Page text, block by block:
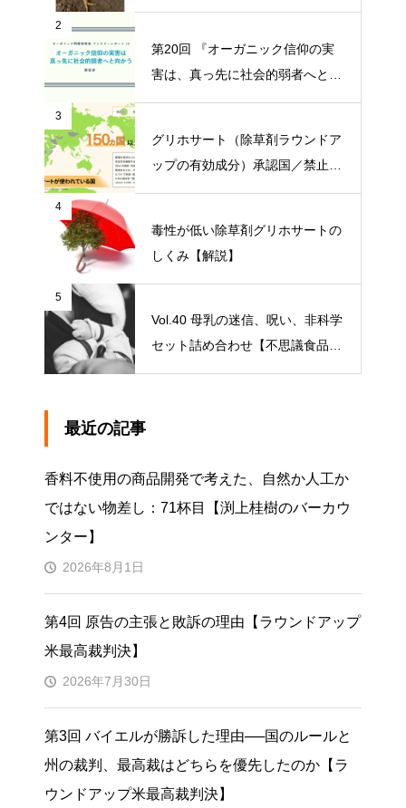
音 〇〇（問題）を語る】
2
第20回 『オーガニック信仰の実
害は、真っ先に社会的弱者へと向
かう』【オーガニック問題研究会
3
グリホサート（除草剤ラウンドア
ップの有効成分）承認国／禁止国
一覧
4
毒性が低い除草剤グリホサートの
しくみ【解説】
5
Vol.40 母乳の迷信、呪い、非科学
セット詰め合わせ【不思議食品・
観察記】
最近の記事
香料不使用の商品開発で考えた、自然か人工か
ではない物差し：71杯目【渕上桂樹のバーカウ
ンター】
2026年8月1日
第4回 原告の主張と敗訴の理由【ラウンドアップ
米最高裁判決】
2026年7月30日
第3回 バイエルが勝訴した理由──国のルールと
州の裁判、最高裁はどちらを優先したのか【ラ
ウンドアップ米最高裁判決】